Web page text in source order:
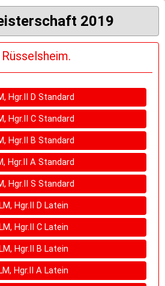
2019
Hgr.II D Standard
Hgr.II C Standard
Hgr.II B Standard
Hgr.II A Standard
Hgr.II S Standard
Hgr.II D Latein
Hgr.II C Latein
Hgr.II B Latein
Hgr.II A Latein